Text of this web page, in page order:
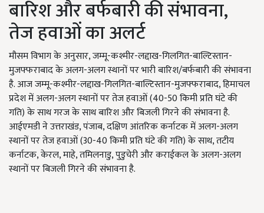
बारिश और बर्फबारी की संभावना,
तेज हवाओं का अलर्ट
मौसम विभाग के अनुसार, जम्मू-कश्मीर-लद्दाख-गिलगित-बाल्टिस्तान-
मुजफ्फराबाद के अलग-अलग स्थानों पर भारी बारिश/बर्फबारी की संभावना
है. आज जम्मू-कश्मीर-लद्दाख-गिलगित-बाल्टिस्तान-मुजफ्फराबाद, हिमाचल
प्रदेश में अलग-अलग स्थानों पर तेज हवाओं (40-50 किमी प्रति घंटे की
गति) के साथ गरज के साथ बारिश और बिजली गिरने की संभावना है.
आईएमडी ने उत्तराखंड, पंजाब, दक्षिण आंतरिक कर्नाटक में अलग-अलग
स्थानों पर तेज हवाओं (30-40 किमी प्रति घंटे की गति) के साथ, तटीय
कर्नाटक, केरल, माहे, तमिलनाडु, पुडुचेरी और कराईकल के अलग-अलग
स्थानों पर बिजली गिरने की संभावना है.